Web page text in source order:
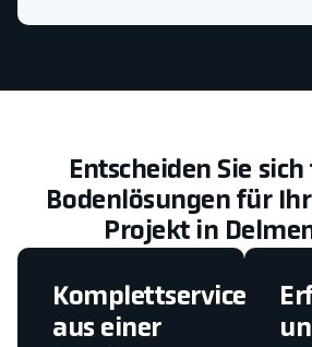
Entscheiden Sie
Bodenlösungen für
Projekt in
Komplettservice
aus einer